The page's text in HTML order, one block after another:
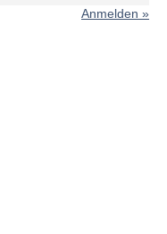
Anmelden